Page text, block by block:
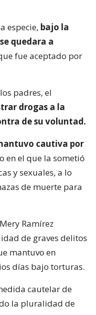
especie, bajo la
quedara a
fue aceptado por
padres, el
drogas a la
de su voluntad.
cautiva por
en el que la sometió
y sexuales, a lo
de muerte para
Ramírez
de graves delitos
mantuvo en
días bajo torturas.
cautelar de
la pluralidad de